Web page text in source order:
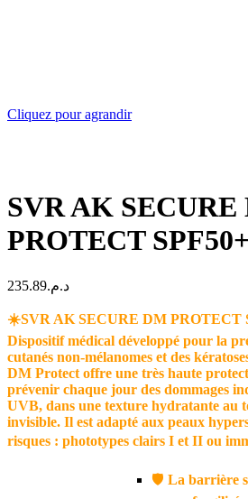
Cliquez pour agrandir
SVR AK SECURE
PROTECT
د.م.235.89
☀️SVR AK SECURE DM PROTECT
Dispositif médical développé pour la
cutanés non-mélanomes et des
DM Protect offre une très haute
prévenir chaque jour des dommages
UVB, dans une texture hydratante au
invisible. Il est adapté aux peaux
risques : phototypes clairs I et II ou
🛡️ La barrière